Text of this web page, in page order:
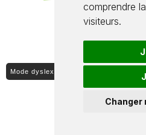
comprendre
visiteurs.
Changer
Mode dyslexique ON / OFF